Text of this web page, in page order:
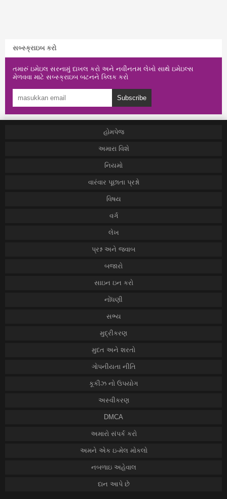
સબ્સ્ક્રાઇબ કરો
તમારું ઇમેઇલ સરનામું દાખલ કરો અને નવીનતમ લેખો સાથે ઇમેઇલ્સ
મેળવવા માટે સબ્સ્ક્રાઇબ બટનને ક્લિક કરો
Subscribe
હોમપેજ
અમારા વિશે
નિયમો
વારંવાર પૂછાતા પ્રશ્નો
વિષય
વર્ગ
લેખ
પ્રશ્ન અને જવાબ
બજારો
સાઇન ઇન કરો
નોંધણી
સભ્ય
મુદ્રીકરણ
મુદત અને શરતો
ગોપનીયતા નીતિ
કૂકીઝ નો ઉપયોગ
અસ્વીકરણ
DMCA
અમારો સંપર્ક કરો
અમને એક ઇ-મેલ મોકલો
નબળાઇ અહેવાલ
દાન આપે છે